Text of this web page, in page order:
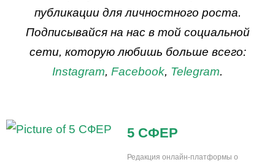
публикации для личностного роста.
Подписывайся на нас в той социальной
сети, которую любишь больше всего:
Instagram, Facebook, Telegram.
5 СФЕР
Редакция онлайн-платформы о